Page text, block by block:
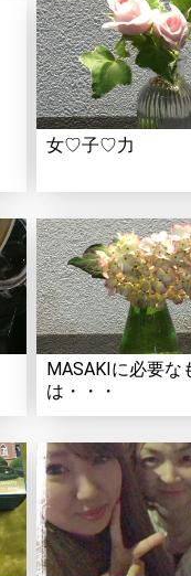
女♡子♡力
MASAKIに必要な
は・・・